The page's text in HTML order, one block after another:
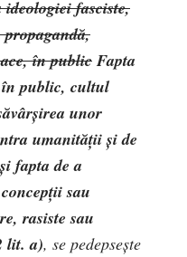
fasciste,
în publicFapta
în public, cultul
unor
umanităţii şi de
fapta de a
sau
rasiste sau
lit. a), se pedepseşte